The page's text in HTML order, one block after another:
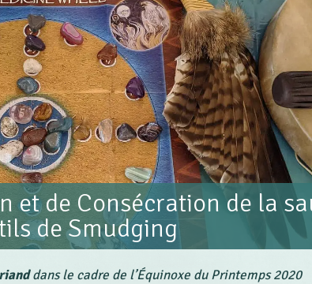
et de Consécration de la
de Smudging
dans le cadre de l’Équinoxe du Printemps 2020